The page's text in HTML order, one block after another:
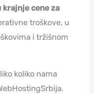
cene za
troškove, u
i tržišnom
koliko nama